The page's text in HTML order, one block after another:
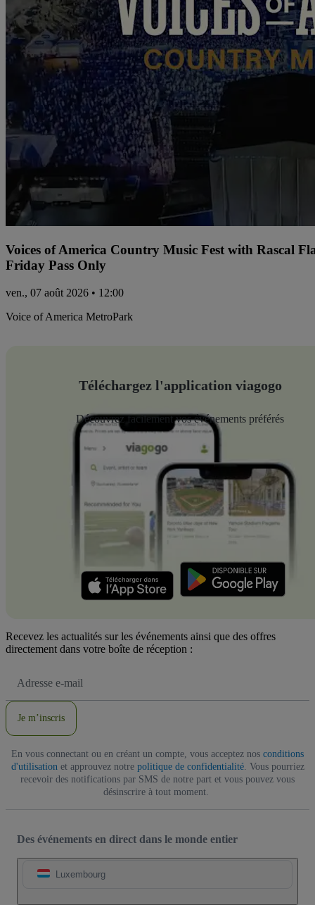
Voices of America Country Music Fest with Rascal
Friday Pass Only
ven., 07 août 2026 • 12:00
Voice of America MetroPark
Téléchargez l'application viagogo
Découvrez facilement vos événements préférés
Recevez les actualités sur les événements ainsi que des offres
directement dans votre boîte de réception :
e-
Je m’inscris
En vous connectant ou en créant un compte, vous acceptez nos conditions
d'utilisation et approuvez notre politique de confidentialité. Vous pourriez
recevoir des notifications par SMS de notre part et vous pouvez vous
désinscrire à tout moment.
Des événements en direct dans le monde entier
Luxembourg